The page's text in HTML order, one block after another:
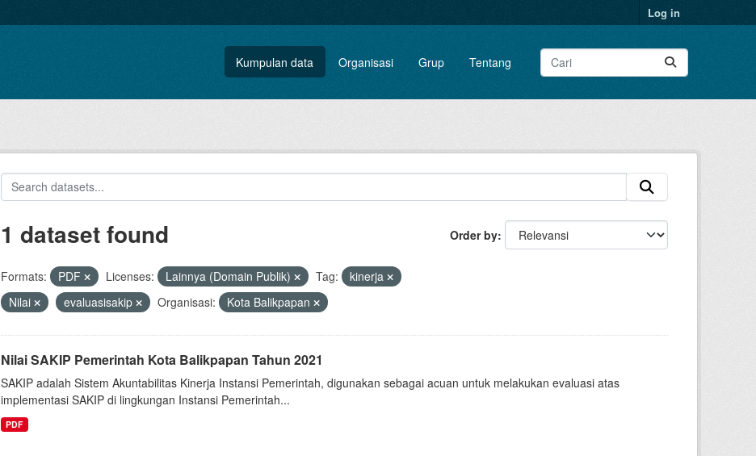
Log in
Kumpulan data Organisasi Grup Tentang
Order by
1 dataset found
Formats: PDF Licenses: Lainnya (Domain Publik) Tag:
kinerja
Nilai
evaluasisakip Organisasi: Kota Balikpapan
Nilai SAKIP Pemerintah Kota Balikpapan Tahun 2021
SAKIP adalah Sistem Akuntabilitas Kinerja Instansi Pemerintah, digunakan sebagai acuan untuk melakukan evaluasi atas
implementasi SAKIP di lingkungan Instansi Pemerintah...
PDF